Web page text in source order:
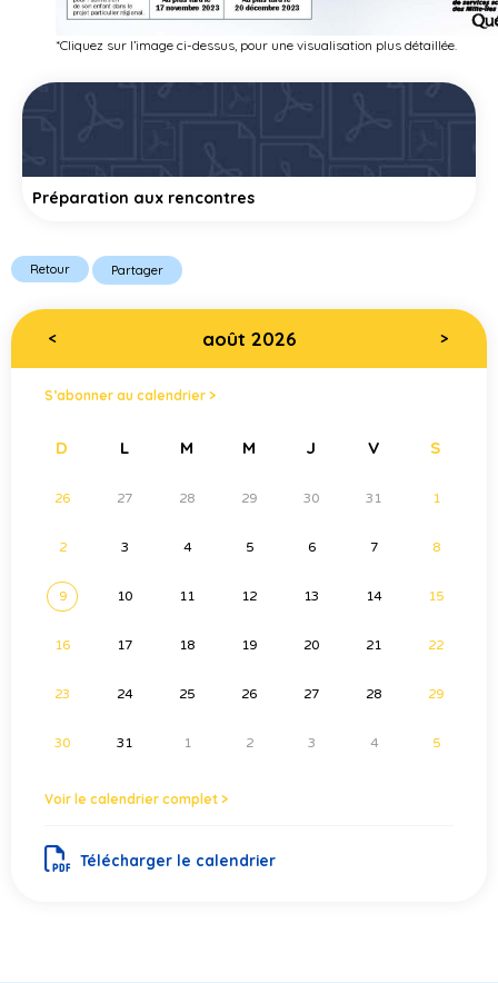
*Cliquez sur l’image ci-dessus, pour une visualisation plus détaillée.
Préparation aux rencontres
Retour Partager
< août 2026 >
S’abonner au calendrier >
D L M M J V S
26 27 28 29 30 31 1
2 3 4 5 6 7 8
9 10 11 12 13 14 15
16 17 18 19 20 21 22
23 24 25 26 27 28 29
30 31 1 2 3 4 5
Voir le calendrier complet >
Télécharger le calendrier